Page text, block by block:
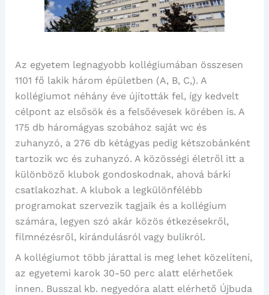
Az egyetem legnagyobb kollégiumában összesen
1101 fő lakik három épületben (A, B, C,). A
kollégiumot néhány éve újították fel, így kedvelt
célpont az elsősök és a felsőévesek körében is. A
175 db háromágyas szobához saját wc és
zuhanyzó, a 276 db kétágyas pedig kétszobánként
tartozik wc és zuhanyzó. A közösségi életről itt a
különböző klubok gondoskodnak, ahová bárki
csatlakozhat. A klubok a legkülönfélébb
programokat szervezik tagjaik és a kollégium
számára, legyen szó akár közös étkezésekről,
filmnézésről, kirándulásról vagy bulikról.
A kollégiumot több járattal is meg lehet közelíteni,
az egyetemi karok 30-50 perc alatt elérhetőek
innen. Busszal kb. negyedóra alatt elérhető Újbuda